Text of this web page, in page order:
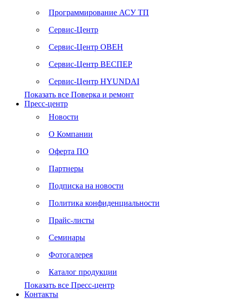
Программирование АСУ ТП
Сервис-Центр
Сервис-Центр ОВЕН
Сервис-Центр ВЕСПЕР
Сервис-Центр HYUNDAI
Показать все Поверка и ремонт
Пресс-центр
Новости
О Компании
Оферта ПО
Партнеры
Подписка на новости
Политика конфиденциальности
Прайс-листы
Семинары
Фотогалерея
Каталог продукции
Показать все Пресс-центр
Контакты